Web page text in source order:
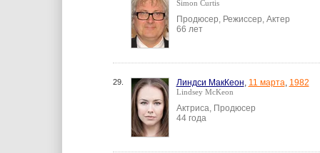
Simon Curtis
Продюсер, Режиссер, Актер
66 лет
29. Линдси МакКеон, 11 марта, 1982
Lindsey McKeon
Актриса, Продюсер
44 года